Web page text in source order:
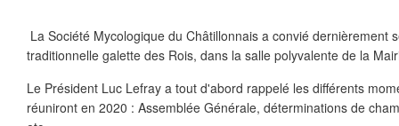
La Société Mycologique du Châtillonnais a convié dernièrement
traditionnelle galette des Rois, dans la salle polyvalente de la
Le Président Luc Lefray a tout d'abord rappelé les différents
réuniront en 2020 : Assemblée Générale, déterminations de